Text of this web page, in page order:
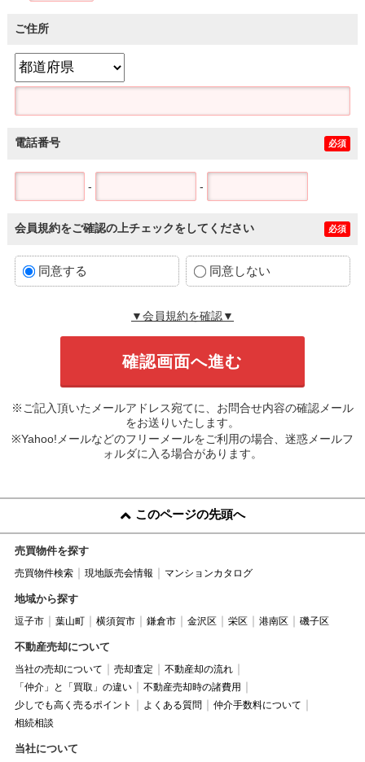
ご住所
電話番号 必須
- -
会員規約をご確認の上チェックをしてください 必須
同意する 同意しない
▼会員規約を確認▼
※ご記入頂いたメールアドレス宛てに、お問合せ内容の確認メール
をお送りいたします。
※Yahoo!メールなどのフリーメールをご利用の場合、迷惑メールフ
ォルダに入る場合があります。
このページの先頭へ
売買物件を探す
売買物件検索 現地販売会情報 マンションカタログ
地域から探す
逗子市 葉山町 横須賀市 鎌倉市 金沢区 栄区 港南区 磯子区
不動産売却について
当社の売却について 売却査定
不動産却の流れ
「仲介」と「買取」の違い
不動産売却時の諸費用
少しでも高く売るポイント
よくある質問
仲介手数料について
相続相談
当社について